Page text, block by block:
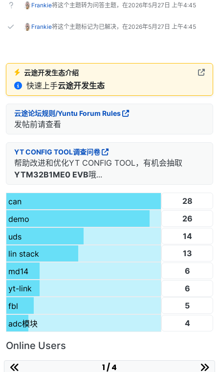
Frankie将这个主题转为问答主题，在2026年5月27日 上午4:45
Frankie将这个主题标记为已解决，在2026年5月27日 上午4:45
云途开发生态介绍
快速上手云途开发生态
云途论坛规则/Yuntu Forum Rules
发帖前请查看
YT CONFIG TOOL调查问卷
帮助改进和优化YT CONFIG TOOL，有机会抽取
YTM32B1ME0 EVB哦...
can
28
demo
26
uds
14
lin stack
13
md14
6
yt-link
6
fbl
5
adc模块
4
Online Users
1 / 4